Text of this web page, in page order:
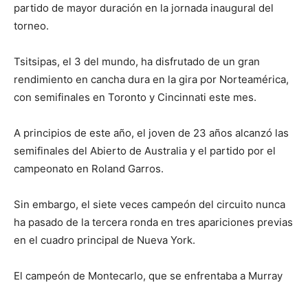
partido de mayor duración en la jornada inaugural del
torneo.
Tsitsipas, el 3 del mundo, ha disfrutado de un gran
rendimiento en cancha dura en la gira por Norteamérica,
con semifinales en Toronto y Cincinnati este mes.
A principios de este año, el joven de 23 años alcanzó las
semifinales del Abierto de Australia y el partido por el
campeonato en Roland Garros.
Sin embargo, el siete veces campeón del circuito nunca
ha pasado de la tercera ronda en tres apariciones previas
en el cuadro principal de Nueva York.
El campeón de Montecarlo, que se enfrentaba a Murray